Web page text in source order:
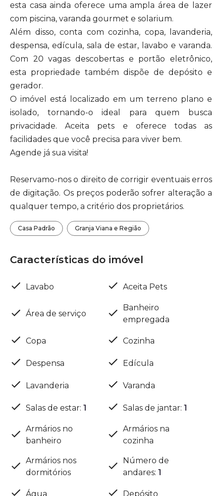
esta casa ainda oferece uma ampla área de lazer
com piscina, varanda gourmet e solarium.
Além disso, conta com cozinha, copa, lavanderia,
despensa, edícula, sala de estar, lavabo e varanda.
Com 20 vagas descobertas e portão eletrônico,
esta propriedade também dispõe de depósito e
gerador.
O imóvel está localizado em um terreno plano e
isolado, tornando-o ideal para quem busca
privacidade. Aceita pets e oferece todas as
facilidades que você precisa para viver bem.
Agende já sua visita!
Reservamo-nos o direito de corrigir eventuais erros
de digitação. Os preços poderão sofrer alteração a
qualquer tempo, a critério dos proprietários.
Casa Padrão Granja Viana e Região
Características do imóvel
Lavabo Aceita Pets
Área de serviço
Banheiro
empregada
Copa Cozinha
Despensa Edícula
Lavanderia Varanda
Salas de estar: 1 Salas de jantar: 1
Armários no
banheiro
Armários na
cozinha
Armários nos
dormitórios
Número de
andares: 1
Água Depósito